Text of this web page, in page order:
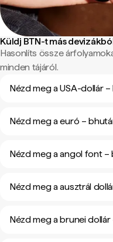
Küldj BTN-t más
Hasonlíts össze
minden tájáról.
Nézd meg a USA-dollár
Nézd meg a euró –
Nézd meg a angol font
Nézd meg a ausztrál
Nézd meg a brunei